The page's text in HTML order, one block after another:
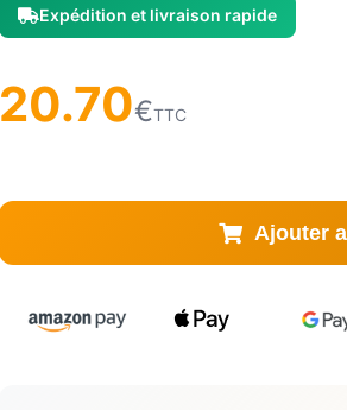
Expédition et livraison rapide
20.70€TTC
Ajouter